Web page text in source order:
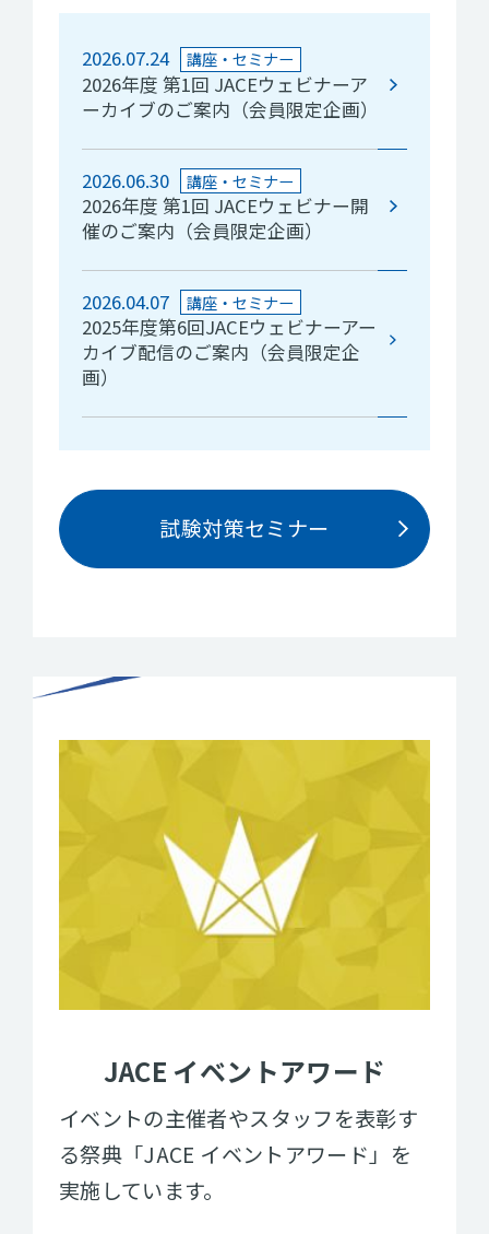
2026.07.24 講座・セミナー
2026年度 第1回 JACEウェビナーア
ーカイブのご案内（会員限定企画）
2026.06.30 講座・セミナー
2026年度 第1回 JACEウェビナー開
催のご案内（会員限定企画）
2026.04.07 講座・セミナー
2025年度第6回JACEウェビナーアー
カイブ配信のご案内（会員限定企
画）
試験対策セミナー
JACE イベントアワード
イベントの主催者やスタッフを表彰す
る祭典「JACE イベントアワード」を
実施しています。